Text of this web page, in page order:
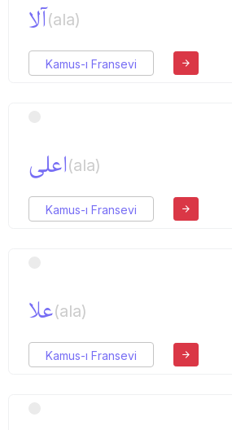
آلا(ala)
Kamus-ı Fransevi
اعلی(ala)
Kamus-ı Fransevi
علا(ala)
Kamus-ı Fransevi